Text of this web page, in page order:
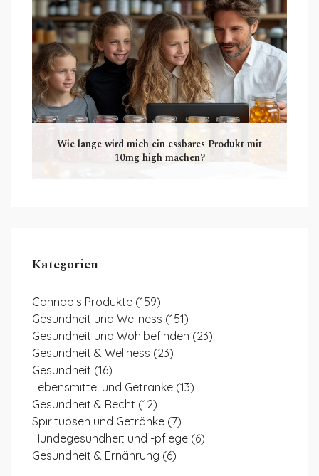
Wie lange wird mich ein essbares Produkt mit
10mg high machen?
Kategorien
Cannabis Produkte (159)
Gesundheit und Wellness (151)
Gesundheit und Wohlbefinden (23)
Gesundheit & Wellness (23)
Gesundheit (16)
Lebensmittel und Getränke (13)
Gesundheit & Recht (12)
Spirituosen und Getränke (7)
Hundegesundheit und -pflege (6)
Gesundheit & Ernährung (6)